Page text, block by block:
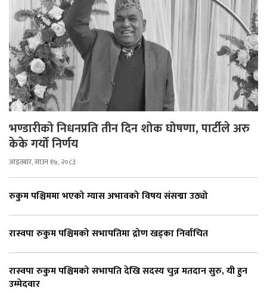
भण्डारीको निधनप्रति तीन दिन शोक घोषणा, पार्टीले अरु
केके गर्यो निर्णय
आइतबार, साउन १७, २०८३
रुकुम पश्चिममा भएको ग्यास अभावको विषय संसद्मा उठ्यो
रास्वपा रुकुम पश्चिमको सभापतिमा द्रोण खड्का निर्वाचित
रास्वपा रुकुम पश्चिमको सभापति देखि सदस्य चुन्न मतदान सुरु, यी हुन
उम्मेदवार